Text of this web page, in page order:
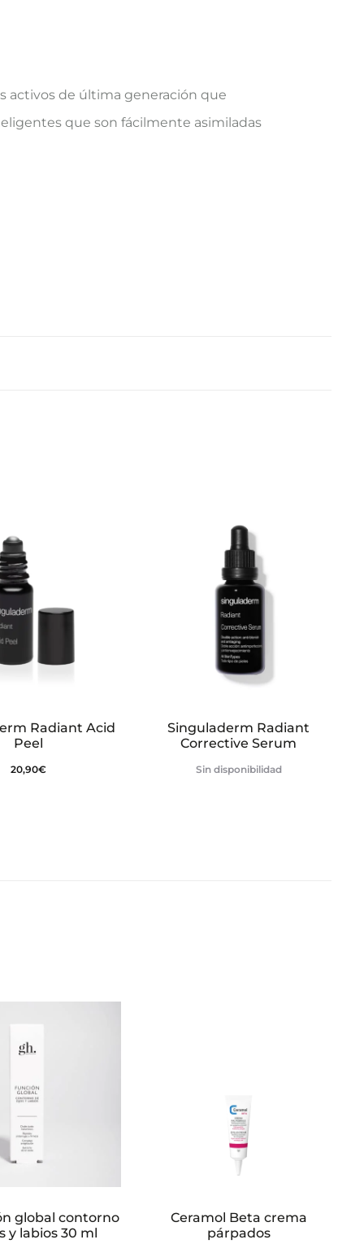
activos de última generación que
que son fácilmente asimiladas
Radiant Acid
Peel
20,90€
Singuladerm Radiant
Corrective Serum
Sin disponibilidad
global contorno
y labios 30 ml
Ceramol Beta crema
párpados